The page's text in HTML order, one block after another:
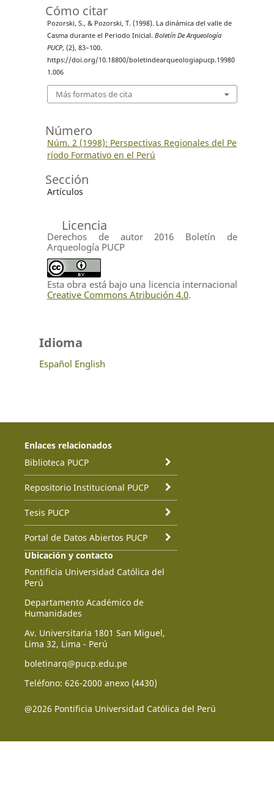
Cómo citar
Pozorski, S., & Pozorski, T. (1998). La dinámica del valle de
Casma durante el Periodo Inicial. Boletín De Arqueología
PUCP, (2), 83–100.
https://doi.org/10.18800/boletindearqueologiapucp.19980
1.006
Más formatos de cita
Número
Núm. 2 (1998): Perspectivas Regionales del Pe
ríodo Formativo en el Perú
Sección
Artículos
Licencia
Derechos de autor 2016 Boletín de
Arqueología PUCP
Esta obra está bajo una licencia internacional
Creative Commons Atribución 4.0.
Idioma
Español English
Enlaces relacionados
Biblioteca PUCP
Repositorio Institucional PUCP
Tesis PUCP
Portal de Datos Abiertos PUCP
Ubicación y contacto
Pontificia Universidad Católica del
Perú
Departamento Académico de
Humanidades
Av. Universitaria 1801 San Miguel,
Lima 32, Lima - Perú
boletinarq@pucp.edu.pe
Teléfono: 626-2000 anexo (4430)
@2026 Pontificia Universidad Católica del Perú